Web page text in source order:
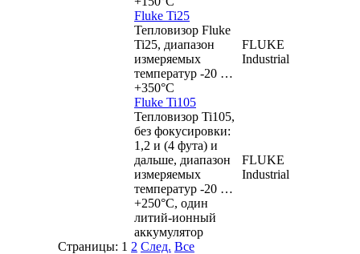
Fluke Ti25
Тепловизор Fluke
Ti25, диапазон
измеряемых
температур -20 …
+350°C
FLUKE
Industrial
Fluke Ti105
Тепловизор Ti105,
без фокусировки:
1,2 и (4 фута) и
дальше, диапазон
измеряемых
температур -20 …
+250°C, один
литий-ионный
аккумулятор
FLUKE
Industrial
Страницы: 1 2 След. Все